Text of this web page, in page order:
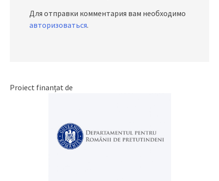
Для отправки комментария вам необходимо
авторизоваться.
Proiect finanțat de